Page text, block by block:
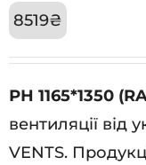
8519₴
РН 1165*1350
вентиляції від
VENTS.